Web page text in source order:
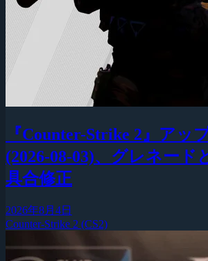
『Counter-Strike 2』アッ
(2026-08-03)、グレネード
具合修正
2026年8月4日
Counter-Strike 2 (CS2)